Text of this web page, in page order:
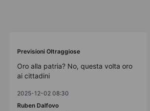
Previsioni Oltraggiose
Oro alla patria? No, questa volta oro
ai cittadini
2025-12-02 08:30
Ruben Dalfovo